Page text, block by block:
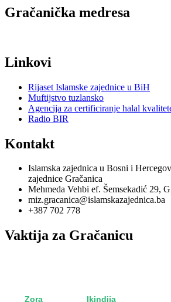
Gračanička medresa
Linkovi
Rijaset Islamske zajednice u BiH
Muftijstvo tuzlansko
Agencija za certificiranje halal
Radio BIR
Kontakt
Islamska zajednica u Bosni i
zajednice Gračanica
Mehmeda Vehbi ef. Šemsekadić 29,
miz.gracanica@islamskazajednica.ba
+387 702 778
Vaktija za Gračanicu
Zora Ikindija